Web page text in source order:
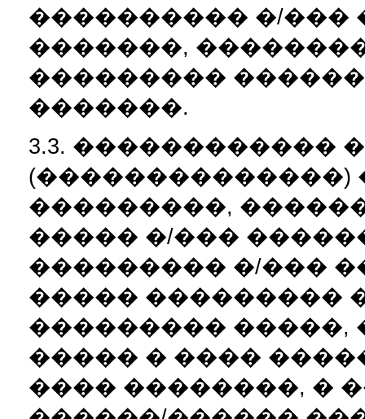
���������� �/���
�������,
���������
�������.
3.3. ������������
(��������������)
���������,
����� �/���
��������� �/���
����� ���������
��������� �����,
����� � ����
���� ��������, �